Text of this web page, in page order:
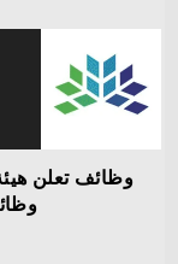
وظائف تعلن